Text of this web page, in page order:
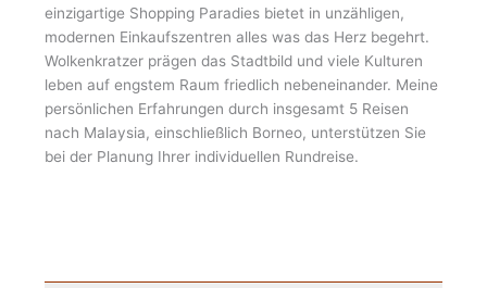
einzigartige Shopping Paradies bietet in unzähligen,
modernen Einkaufszentren alles was das Herz begehrt.
Wolkenkratzer prägen das Stadtbild und viele Kulturen
leben auf engstem Raum friedlich nebeneinander. Meine
persönlichen Erfahrungen durch insgesamt 5 Reisen
nach Malaysia, einschließlich Borneo, unterstützen Sie
bei der Planung Ihrer individuellen Rundreise.